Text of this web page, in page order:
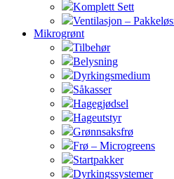
Komplett Sett
Ventilasjon –
Mikrogrønt
Tilbehør
Belysning
Dyrkingsmedium
Såkasser
Hagegjødsel
Hageutstyr
Grønnsaksfrø
Frø – Microgreens
Startpakker
Dyrkingssystemer